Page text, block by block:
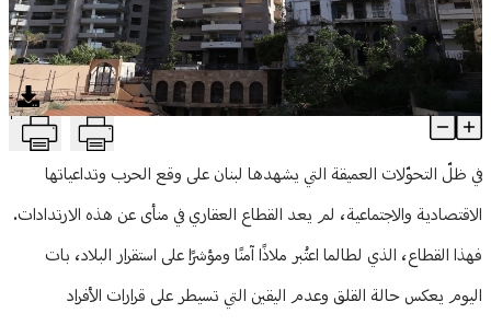
ثقافة ومجتمع
منوعات
مشهدٌ عقاري جديد: التملّك يتراجع... والإيجارات ترتفع! T
Article Content
في ظلّ التحوّلات العميقة التي يشهدها لبنان على وقع الحرب وتداعياتها
الاقتصادية والاجتماعية، لم يعد القطاع العقاري في منأى عن هذه الارتدادات.
فهذا القطاع، الذي لطالما اعتُبر ملاذًا آمنًا ومؤشرًا على استقرار البلاد، بات
اليوم يعكس حالة القلق وعدم اليقين التي تسيطر على قرارات الأفراد